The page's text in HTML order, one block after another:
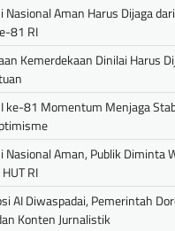
Nasional Aman Harus Dijaga
81 RI
Kemerdekaan Dinilai Harus
ke-81 Momentum Menjaga
Nasional Aman, Publik Diminta
RI
AI Diwaspadai, Pemerintah
Konten Jurnalistik